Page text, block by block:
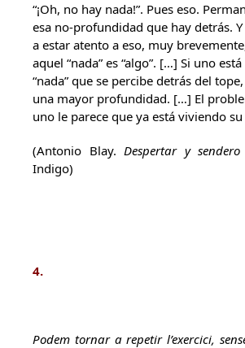
“¡Oh, no hay nada!”. Pues eso.
esa no-profundidad que hay detrás.
a estar atento a eso, muy
aquel “nada” es “algo”. […] Si uno
“nada” que se percibe detrás del
una mayor profundidad. […] El
uno le parece que ya está viviendo
(Antonio Blay. Despertar y
Indigo)
4.
Podem tornar a repetir l’exercici,